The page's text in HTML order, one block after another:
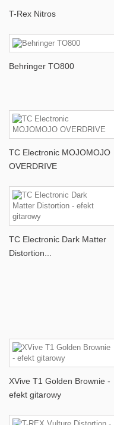
T-Rex Nitros
Behringer TO800
TC Electronic MOJOMOJO
OVERDRIVE
TC Electronic Dark Matter
Distortion...
XVive T1 Golden Brownie -
efekt gitarowy